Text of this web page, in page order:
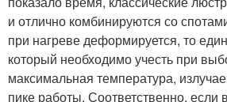
и отлично комбинируются со
при нагреве деформируется, то
который необходимо учесть при
максимальная температура,
пике работы. Соответственно, если